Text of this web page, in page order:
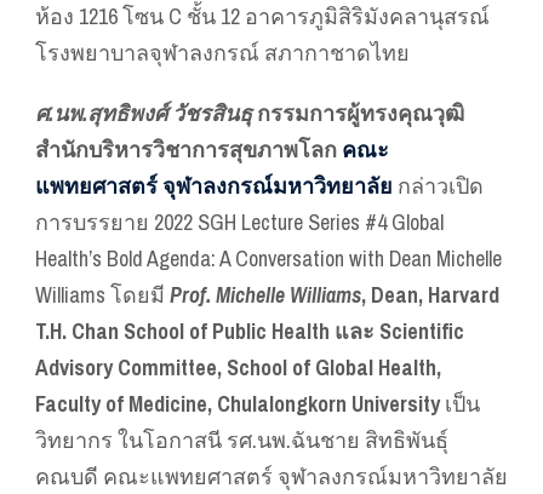
ห้อง 1216 โซน C ชั้น 12 อาคารภูมิสิริมังคลานุสรณ์
โรงพยาบาลจุฬาลงกรณ์ สภากาชาดไทย
ศ.นพ.สุทธิพงศ์ วัชรสินธุกรรมการผู้ทรงคุณวุฒิ
สำนักบริหารวิชาการสุขภาพโลก คณะ
แพทยศาสตร์ จุฬาลงกรณ์มหาวิทยาลัย กล่าวเปิด
การบรรยาย 2022 SGH Lecture Series #4 Global
Health’s Bold Agenda: A Conversation with Dean Michelle
Williams โดยมี Prof. Michelle Williams, Dean, Harvard
T.H. Chan School of Public Health และ Scientific
Advisory Committee, School of Global Health,
Faculty of Medicine, Chulalongkorn Universityเป็น
วิทยากร ในโอกาสนี รศ.นพ.ฉันชาย สิทธิพันธุ์
คณบดี คณะแพทยศาสตร์ จุฬาลงกรณ์มหาวิทยาลัย